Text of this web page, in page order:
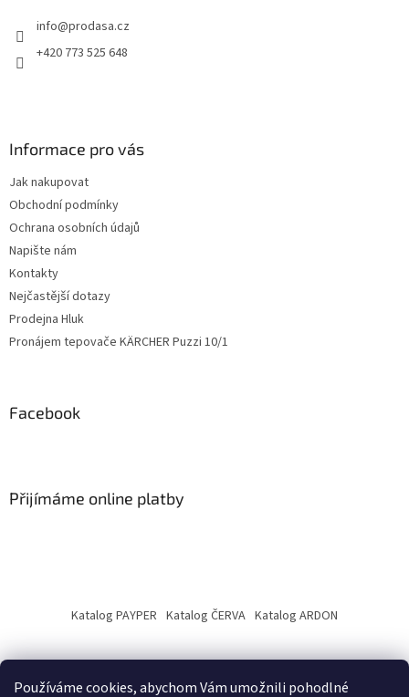
Používáme cookies, abychom Vám umožnili pohodlné
info@prodasa.cz
+420 773 525 648
Informace pro vás
Jak nakupovat
Obchodní podmínky
Ochrana osobních údajů
Napište nám
Kontakty
Nejčastější dotazy
Prodejna Hluk
Pronájem tepovače KÄRCHER Puzzi 10/1
Facebook
Přijímáme online platby
Katalog PAYPER Katalog ČERVA Katalog ARDON